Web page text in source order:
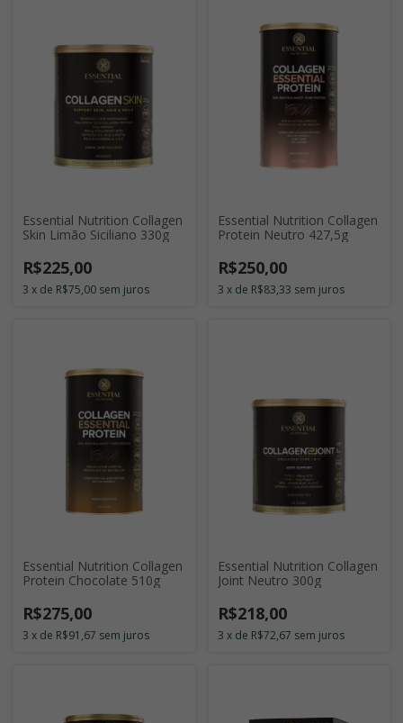
Essential Nutrition Collagen
Skin Limão Siciliano 330g
R$225,00
3 x de R$75,00 sem juros
Essential Nutrition Collagen
Protein Neutro 427,5g
R$250,00
3 x de R$83,33 sem juros
Essential Nutrition Collagen
Protein Chocolate 510g
R$275,00
3 x de R$91,67 sem juros
Essential Nutrition Collagen
Joint Neutro 300g
R$218,00
3 x de R$72,67 sem juros